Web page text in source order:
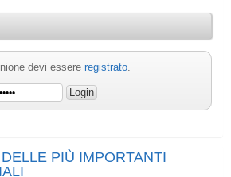
devi essere registrato.
PIÙ IMPORTANTI